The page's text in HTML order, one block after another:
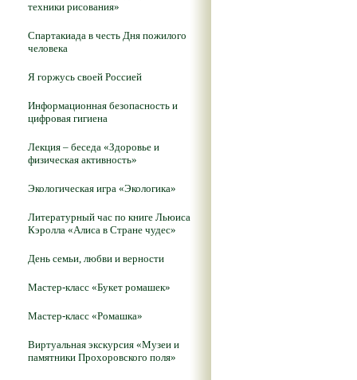
техники рисования»
Спартакиада в честь Дня пожилого
человека
Я горжусь своей Россией
Информационная безопасность и
цифровая гигиена
Лекция – беседа «Здоровье и
физическая активность»
Экологическая игра «Экологика»
Литературный час по книге Льюиса
Кэролла «Алиса в Стране чудес»
День семьи, любви и верности
Мастер-класс «Букет ромашек»
Мастер-класс «Ромашка»
Виртуальная экскурсия «Музеи и
памятники Прохоровского поля»